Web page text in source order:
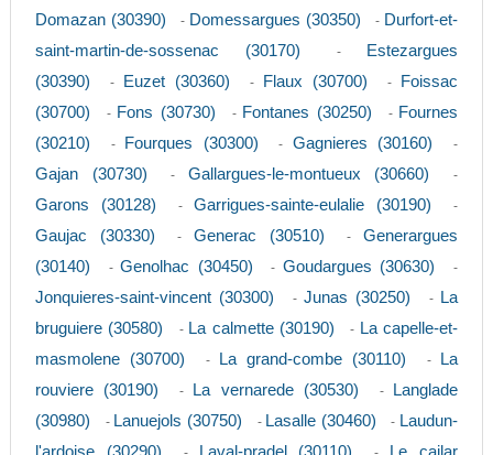
Domazan (30390) - Domessargues (30350) - Durfort-et-
saint-martin-de-sossenac (30170)
-
Estezargues
(30390)
- Euzet (30360) - Flaux (30700) -
Foissac
(30700)
- Fons (30730) - Fontanes (30250) - Fournes
(30210)
- Fourques (30300) - Gagnieres (30160) -
Gajan (30730) - Gallargues-le-montueux (30660) -
Garons (30128) - Garrigues-sainte-eulalie (30190) -
Gaujac (30330) - Generac (30510) -Generargues
(30140)
-Genolhac (30450) - Goudargues (30630) -
Jonquieres-saint-vincent (30300) -Junas (30250) - La
bruguiere (30580)
- La calmette (30190) - La capelle-et-
masmolene (30700)
- La grand-combe (30110) -
La
rouviere (30190)
- La vernarede (30530) -
Langlade
(30980)
- Lanuejols (30750) - Lasalle (30460) - Laudun-